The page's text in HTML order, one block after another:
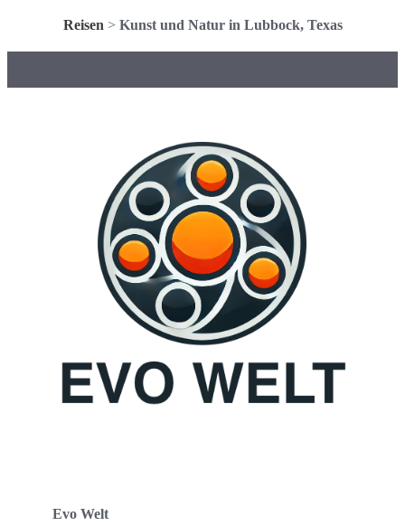
Reisen > Kunst und Natur in Lubbock, Texas
Evo Welt